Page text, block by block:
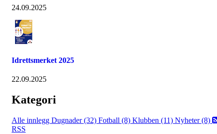
24.09.2025
Idrettsmerket 2025
22.09.2025
Kategori
Alle innlegg Dugnader (32) Fotball (8) Klubben (11) Nyheter (8)
RSS